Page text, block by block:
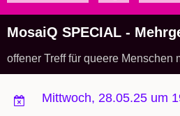
MosaiQ SPECIAL -
offener Treff für queere Menschen
Mittwoch, 28.05.25 um